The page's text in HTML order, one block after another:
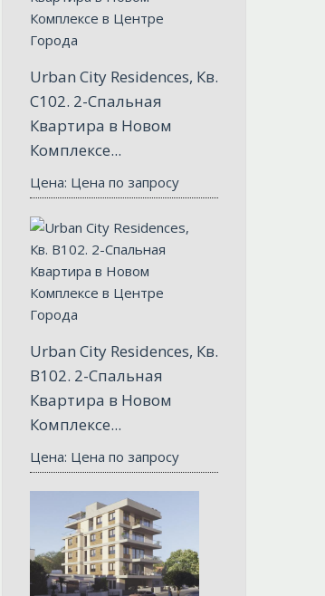
Urban City Residences, Кв.
С102. 2-Спальная
Квартира в Новом
Комплексе...
Цена: Цена по запросу
Urban City Residences, Кв.
B102. 2-Спальная
Квартира в Новом
Комплексе...
Цена: Цена по запросу